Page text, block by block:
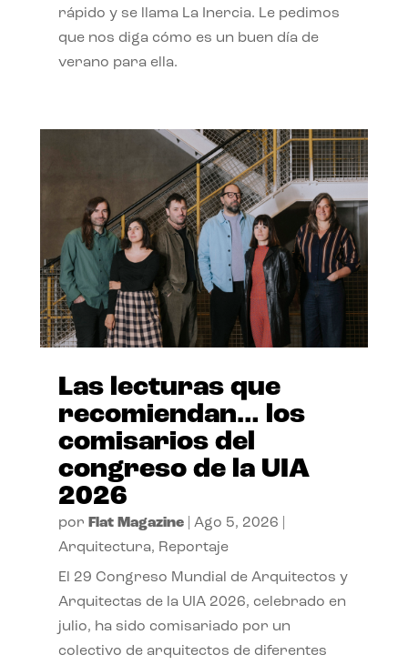
rápido y se llama La Inercia. Le pedimos
que nos diga cómo es un buen día de
verano para ella.
Las lecturas que
recomiendan… los
comisarios del
congreso de la UIA
2026
por Flat Magazine| Ago 5, 2026
Arquitectura, Reportaje
El 29 Congreso Mundial de Arquitectos y
Arquitectas de la UIA 2026, celebrado en
julio, ha sido comisariado por un
colectivo de arquitectos de diferentes